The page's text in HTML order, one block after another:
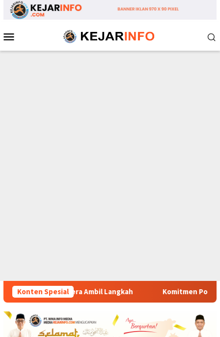
Loncat
Mobile
Konten SpesialKomitmen Polsek Tigaraksa Tindak Tegas